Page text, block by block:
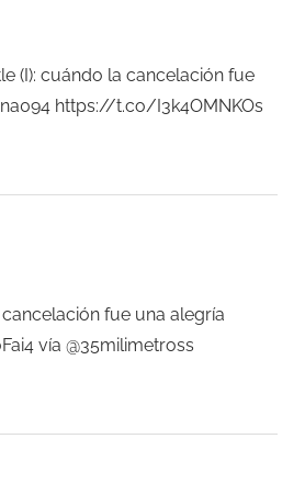
(I): cuándo la cancelación fue
https://t.co/I3k4OMNKOs
fue una alegría
vía @35milimetross